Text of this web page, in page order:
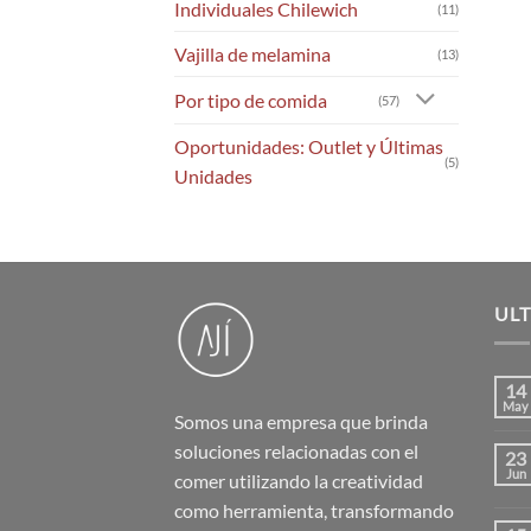
Individuales Chilewich (11)
Vajilla de melamina (13)
Por tipo de comida (57)
Oportunidades: Outlet y Últimas
Unidades
(5)
Somos una empresa que brinda
soluciones relacionadas con el
comer utilizando la creatividad
como herramienta, transformando
14
May
23
Jun